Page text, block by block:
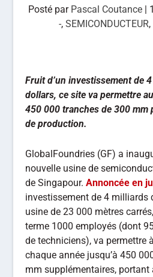
Posté par Pascal Coutance |
-,SEMICONDUCTEUR,
Fruit d’un investissement de
dollars, ce site va permettre
450 000 tranches de 300 mm
de production.
GlobalFoundries (GF) a
nouvelle usine de
de Singapour.Annoncée en
investissement de 4 milliards
usine de 23 000 mètres
terme 1000 employés (dont
de techniciens), va permettre
chaque année jusqu’à 450
mm supplémentaires,